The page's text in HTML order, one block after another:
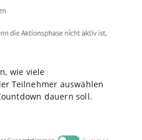
wie viele
Teilnehmer auswählen
dauern soll.